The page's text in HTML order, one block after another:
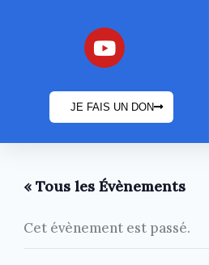
Y
o
t
u
b
JE FAIS UN DON
« Tous les Évènements
Cet évènement est passé.